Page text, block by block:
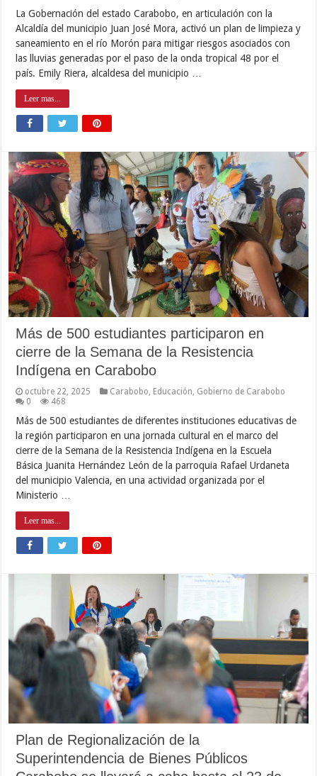
La Gobernación del estado Carabobo, en articulación con la
Alcaldía del municipio Juan José Mora, activó un plan de limpieza y
saneamiento en el río Morón para mitigar riesgos asociados con
las lluvias generadas por el paso de la onda tropical 48 por el
país. Emily Riera, alcaldesa del municipio …
Leer mas...
Más de 500 estudiantes participaron en
cierre de la Semana de la Resistencia
Indígena en Carabobo
octubre 22, 2025 Carabobo Educación Gobierno de Carabobo
0
468
Más de 500 estudiantes de diferentes instituciones educativas de
la región participaron en una jornada cultural en el marco del
cierre de la Semana de la Resistencia Indígena en la Escuela
Básica Juanita Hernández León de la parroquia Rafael Urdaneta
del municipio Valencia, en una actividad organizada por el
Ministerio …
Leer mas...
Plan de Regionalización de la
Superintendencia de Bienes Públicos